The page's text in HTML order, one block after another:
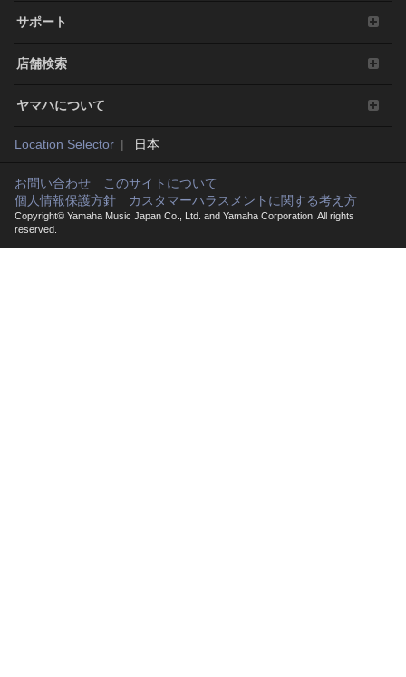
ものとします。その場合には、ただちに本ソフト
お客様は本ソフトウェアを利用するリスクは全てお客様
のご負担となることを理解し明示的に同意するものとし
ます。本ソフトウェアおよび付帯文書は保証なしに「現
状のまま」提供されます。弊社は明示、黙示、法定にか
かわらず、品質保証、性能、権利の不侵害、商品性、特
定目的への適合性を含め、本ソフトウェアに関する一切
サポート
店舗検索
ヤマハについて
Location Selector 日本
お問い合わせ
このサイトについて
個人情報保護方針
カスタマーハラスメントに関する考え方
Copyright© Yamaha Music Japan Co., Ltd. and Yamaha Corporation. All rights
reserved.